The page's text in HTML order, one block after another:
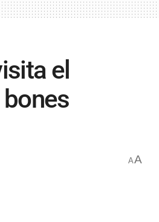
el
AA